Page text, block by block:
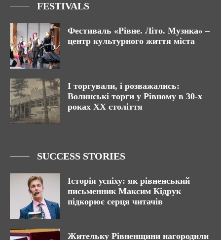
FESTIVALS
Фестиваль «Рівне. Літо. Музика» –
центр культурного життя міста
І торгували, і розважались:
Волинські торги у Рівному в 30-х
роках XX століття
SUCCESS STORIES
Історія успіху: як рівненський
письменник Максим Кідрук
підкорює серця читачів
Жительку Рівненщини нагородили